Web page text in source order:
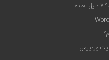
وردپرس